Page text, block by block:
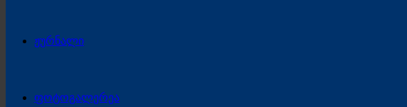
ჟურნალი
ფოტოგალერეა